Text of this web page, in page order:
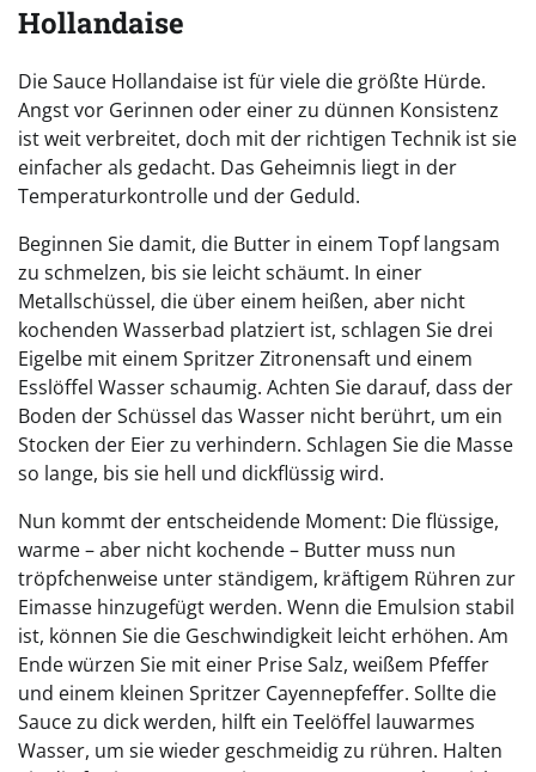
Hollandaise
Die Sauce Hollandaise ist für viele die größte Hürde.
Angst vor Gerinnen oder einer zu dünnen Konsistenz
ist weit verbreitet, doch mit der richtigen Technik ist sie
einfacher als gedacht. Das Geheimnis liegt in der
Temperaturkontrolle und der Geduld.
Beginnen Sie damit, die Butter in einem Topf langsam
zu schmelzen, bis sie leicht schäumt. In einer
Metallschüssel, die über einem heißen, aber nicht
kochenden Wasserbad platziert ist, schlagen Sie drei
Eigelbe mit einem Spritzer Zitronensaft und einem
Esslöffel Wasser schaumig. Achten Sie darauf, dass der
Boden der Schüssel das Wasser nicht berührt, um ein
Stocken der Eier zu verhindern. Schlagen Sie die Masse
so lange, bis sie hell und dickflüssig wird.
Nun kommt der entscheidende Moment: Die flüssige,
warme – aber nicht kochende – Butter muss nun
tröpfchenweise unter ständigem, kräftigem Rühren zur
Eimasse hinzugefügt werden. Wenn die Emulsion stabil
ist, können Sie die Geschwindigkeit leicht erhöhen. Am
Ende würzen Sie mit einer Prise Salz, weißem Pfeffer
und einem kleinen Spritzer Cayennepfeffer. Sollte die
Sauce zu dick werden, hilft ein Teelöffel lauwarmes
Wasser, um sie wieder geschmeidig zu rühren. Halten